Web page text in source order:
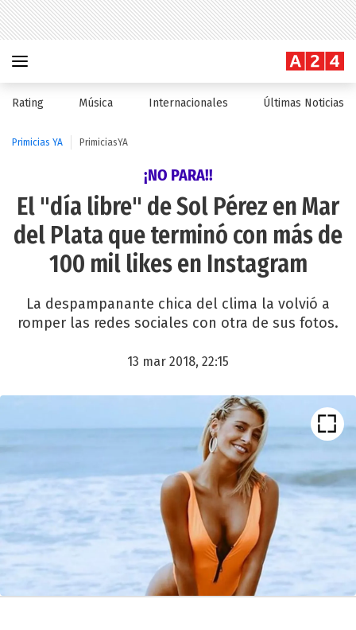
Rating Música Internacionales Últimas Noticias
Primicias YA PrimiciasYA
¡NO PARA!!
El "día libre" de Sol Pérez en Mar
del Plata que terminó con más de
100 mil likes en Instagram
La despampanante chica del clima la volvió a
romper las redes sociales con otra de sus fotos.
13 mar 2018, 22:15